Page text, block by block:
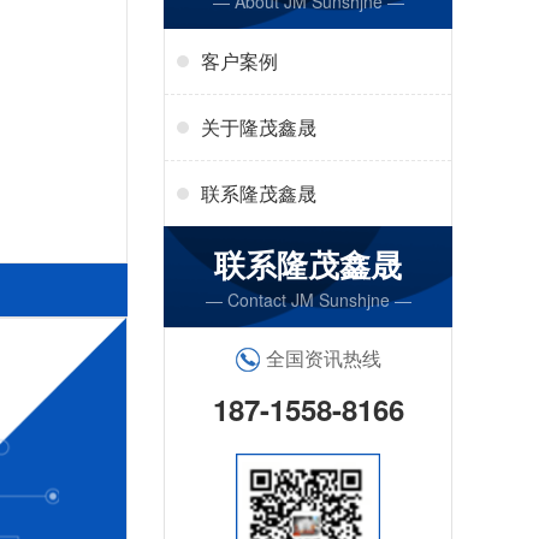
客户案例
关于隆茂鑫晟
联系隆茂鑫晟
联系隆茂鑫晟
— Contact JM Sunshjne —
全国资讯热线
187-1558-8166